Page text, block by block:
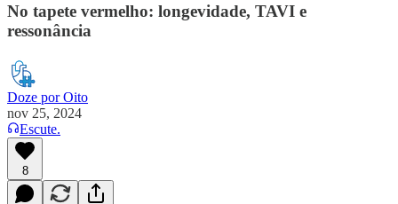
No tapete vermelho: longevidade, TAVI e
ressonância
Doze por Oito
nov 25, 2024
Escute.
8